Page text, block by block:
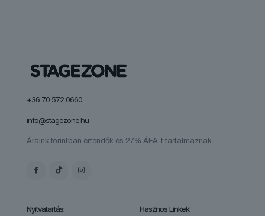
+36 70 572 0660
info@stagezone.hu
Áraink forintban értendők és 27% ÁFA-t tartalmaznak.
Nyitvatartás: Hasznos Linkek